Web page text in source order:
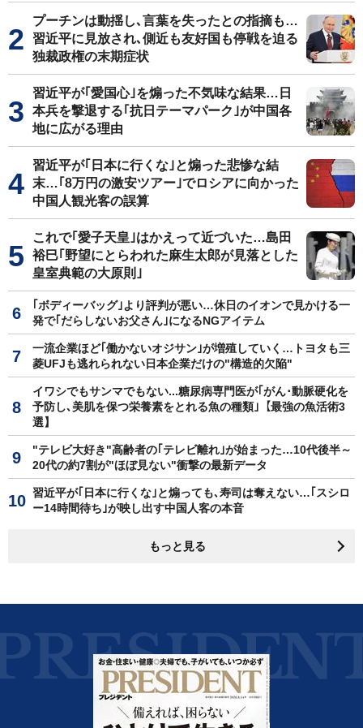
プーチンは動揺し､言葉を失ったとの指摘も…
習近平に見放され､側近も友好国も停戦を迫る
独裁政権の末期症状
習近平が｢愛国心｣を煽った不気味な結果…日
本兵を撃退する｢抗日テーマパーク｣が中国各
地に広がる理由
習近平が｢日本に行くな｣と煽った悲惨な結
末…｢8万円の激安ツアー｣でロシアに向かった
中国人観光客の誤算
これで｢愛子天皇｣はかえって近づいた…島田
裕巳｢野望にとらわれた麻生太郎が見落とした
皇室典範の大原則｣
｢ボディーバッグ｣より評判が悪い…休日のイオンで見かける一
発で｢だらしないお父さん｣になるNGアイテム
一流企業ほど｢働かないオジサン｣が増殖していく…トヨタも三
菱UFJも逃れられない日本企業だけの"構造的欠陥"
イワシでもサンマでもない...糖尿病専門医が｢がん･動脈硬化を
予防し､美肌を保つ栄養素をとれる魚の種類｣【最強の魚活術3
選】
"テレビ大好き"高齢者の｢テレビ離れ｣が始まった…10代後半～
20代の約7割が"ほぼ見ない"衝撃の最新データ
習近平が｢日本に行くな｣と煽っても､寿司は奪えない…｢スシロ
ー14時間待ち｣が映し出す中国人客の本音
もっと見る